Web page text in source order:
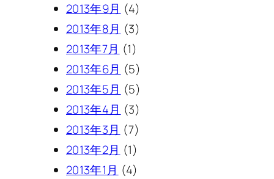
2013年9月 (4)
2013年8月 (3)
2013年7月 (1)
2013年6月 (5)
2013年5月 (5)
2013年4月 (3)
2013年3月 (7)
2013年2月 (1)
2013年1月 (4)